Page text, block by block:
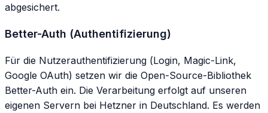
abgesichert.
Better-Auth (Authentifizierung)
Für die Nutzerauthentifizierung (Login, Magic-Link,
Google OAuth) setzen wir die Open-Source-Bibliothek
Better-Auth ein. Die Verarbeitung erfolgt auf unseren
eigenen Servern bei Hetzner in Deutschland. Es werden